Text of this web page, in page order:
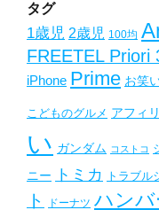
タグ
1歳児 2歳児 100均
FREETEL Priori
iPhone Prime お笑
こどものグルメ アフィ
い ガンダム コストコ
ニー
トミカ トラブル
ト
ドーナツ ハンバ